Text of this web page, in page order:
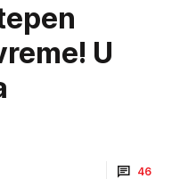
U
46